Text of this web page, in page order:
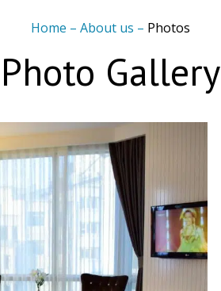
Home – About us – Photos
Photo Gallery